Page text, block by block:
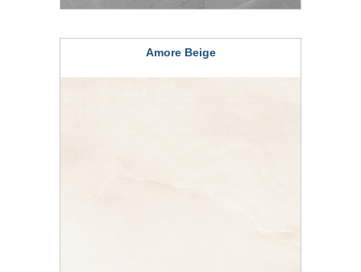
Amore Beige